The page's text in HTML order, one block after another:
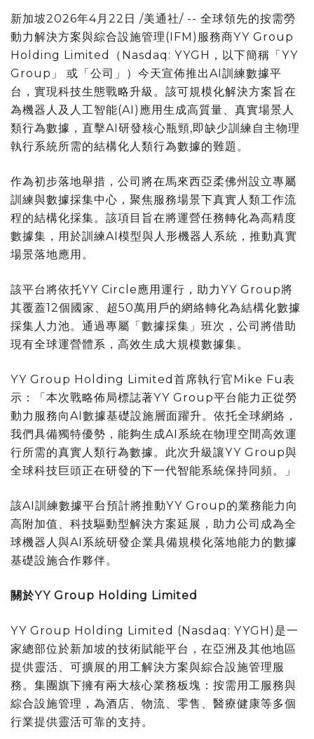
新加坡2026年4月22日 /美通社/ -- 全球領先的按需勞
動力解決方案與綜合設施管理(IFM)服務商YY Group
Holding Limited（Nasdaq: YYGH，以下簡稱「YY
Group」 或「公司」）今天宣佈推出AI訓練數據平
台，實現科技生態戰略升級。該可規模化解決方案旨在
為機器人及人工智能(AI)應用生成高質量、真實場景人
類行為數據，直擊AI研發核心瓶頸,即缺少訓練自主物理
執行系統所需的結構化人類行為數據的難題。
作為初步落地舉措，公司將在馬來西亞柔佛州設立專屬
訓練與數據採集中心，聚焦服務場景下真實人類工作流
程的結構化採集。該項目旨在將運營任務轉化為高精度
數據集，用於訓練AI模型與人形機器人系統，推動真實
場景落地應用。
該平台將依托YY Circle應用運行，助力YY Group將
其覆蓋12個國家、超50萬用戶的網絡轉化為結構化數據
採集人力池。通過專屬「數據採集」班次，公司將借助
現有全球運營體系，高效生成大規模數據集。
YY Group Holding Limited首席執行官Mike Fu表
示：「本次戰略佈局標誌著YY Group平台能力正從勞
動力服務向AI數據基礎設施層面躍升。依托全球網絡，
我們具備獨特優勢，能夠生成AI系統在物理空間高效運
行所需的真實人類行為數據。此次升級讓YY Group與
全球科技巨頭正在研發的下一代智能系統保持同頻。」
該AI訓練數據平台預計將推動YY Group的業務能力向
高附加值、科技驅動型解決方案延展，助力公司成為全
球機器人與AI系統研發企業具備規模化落地能力的數據
基礎設施合作夥伴。
關於YY Group Holding Limited
YY Group Holding Limited (Nasdaq: YYGH)是一
家總部位於新加坡的技術賦能平台，在亞洲及其他地區
提供靈活、可擴展的用工解決方案與綜合設施管理服
務。集團旗下擁有兩大核心業務板塊：按需用工服務與
綜合設施管理，為酒店、物流、零售、醫療健康等多個
行業提供靈活可靠的支持。